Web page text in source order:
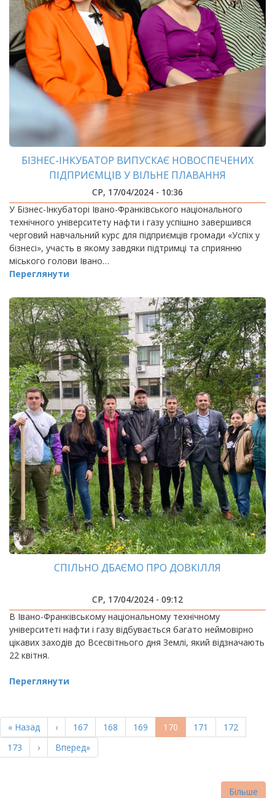
БІЗНЕС-ІНКУБАТОР ВИПУСКАЄ НОВОСПЕЧЕНИХ
ПІДПРИЄМЦІВ У ВІЛЬНЕ ПЛАВАННЯ
СР, 17/04/2024 - 10:36
У Бізнес-Інкубаторі Івано-Франківського національного
технічного університету нафти і газу успішно завершився
черговий навчальний курс для підприємців громади «Успіх у
бізнесі», участь в якому завдяки підтримці та сприянню
міського голови Івано…
Переглянути
СПІЛЬНО ДБАЄМО ПРО ДОВКІЛЛЯ
СР, 17/04/2024 - 09:12
В Івано-Франківському національному технічному
університеті нафти і газу відбувається багато неймовірно
цікавих заходів до Всесвітнього дня Землі, який відзначають
22 квітня.
Переглянути
НА
СТОРІНКИ
Перша
сторінка
« Назад
Попередня
сторінка
‹ Page
167 Page
168 Page
169
Поточна
сторінка
170 Page
171 Page
172
Page
173
Наступна
сторінка
›
Остання
сторінка
Вперед»
Більше